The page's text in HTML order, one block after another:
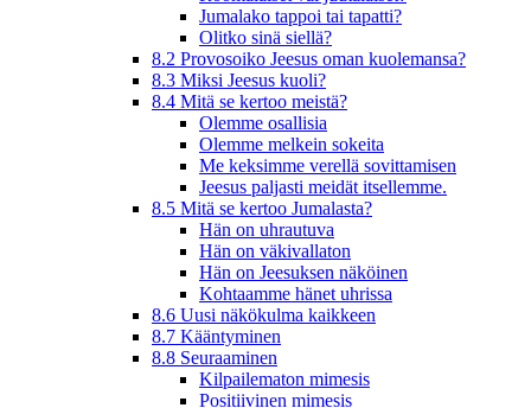
Jumalako tappoi tai tapatti?
Olitko sinä siellä?
8.2 Provosoiko Jeesus oman kuolemansa?
8.3 Miksi Jeesus kuoli?
8.4 Mitä se kertoo meistä?
Olemme osallisia
Olemme melkein sokeita
Me keksimme verellä sovittamisen
Jeesus paljasti meidät itsellemme.
8.5 Mitä se kertoo Jumalasta?
Hän on uhrautuva
Hän on väkivallaton
Hän on Jeesuksen näköinen
Kohtaamme hänet uhrissa
8.6 Uusi näkökulma kaikkeen
8.7 Kääntyminen
8.8 Seuraaminen
Kilpailematon mimesis
Positiivinen mimesis